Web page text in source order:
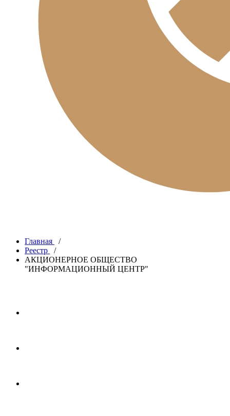
Главная
/
Реестр
/
АКЦИОНЕРНОЕ ОБЩЕСТВО
"ИНФОРМАЦИОННЫЙ ЦЕНТР"